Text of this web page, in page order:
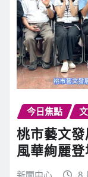
今日焦點
桃市藝文
風華絢麗登
新聞中心 8